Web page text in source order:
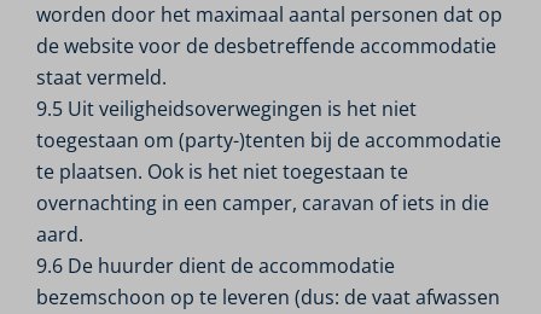
worden door het maximaal aantal personen dat op
de website voor de desbetreffende accommodatie
staat vermeld.
9.5 Uit veiligheidsoverwegingen is het niet
toegestaan om (party-)tenten bij de accommodatie
te plaatsen. Ook is het niet toegestaan te
overnachting in een camper, caravan of iets in die
aard.
9.6 De huurder dient de accommodatie
bezemschoon op te leveren (dus: de vaat afwassen